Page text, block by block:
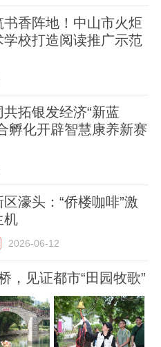
书香阵地！中山市火炬
学校打造阅读推广示范
拓银发经济“新蓝
孵化开辟智慧康养新赛
濠头：“侨楼咖啡”激
机
2026-06-12
，见证都市“田园牧歌”